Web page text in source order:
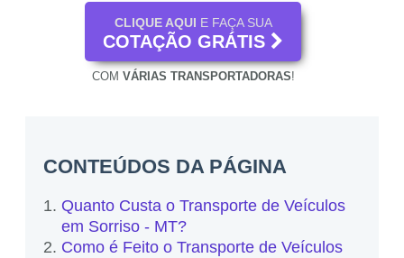
CLIQUE AQUI E FAÇA SUA
COTAÇÃO GRÁTIS
COM VÁRIAS TRANSPORTADORAS!
CONTEÚDOS DA PÁGINA
Quanto Custa o Transporte de Veículos
em Sorriso - MT?
Como é Feito o Transporte de Veículos